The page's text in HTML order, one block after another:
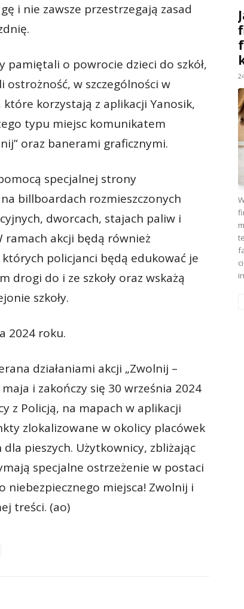
i nie zawsze przestrzegają zasad
o powrocie dzieci do szkół,
w szczególności w
korzystają z aplikacji Yanosik,
typu miejsc komunikatem
oraz banerami graficznymi.
specjalnej strony
billboardach rozmieszczonych
dworcach, stajach paliw i
ramach akcji będą również
policjanci będą edukować je
drogi do i ze szkoły oraz wskażą
szkoły.
2024 roku.
działaniami akcji „Zwolnij –
i zakończy się 30 września 2024
z Policją, na mapach w aplikacji
zlokalizowane w okolicy placówek
pieszych. Użytkownicy, zbliżając
specjalne ostrzeżenie w postaci
niebezpiecznego miejsca! Zwolnij i
treści. (ao)